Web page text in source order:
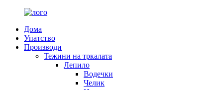
Дома
Упатство
Производи
Тежини на тркалата
Лепило
Водечки
Челик